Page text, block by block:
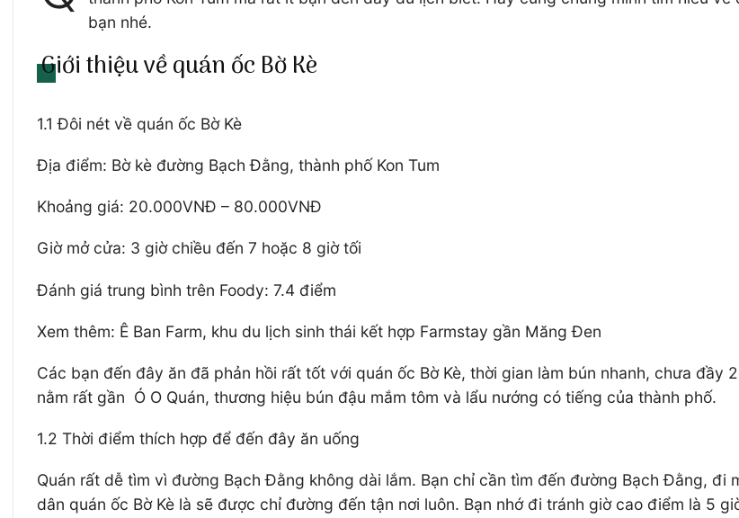
bạn nhé.
Giới thiệu về quán ốc Bờ Kè
1.1 Đôi nét về quán ốc Bờ Kè
Địa điểm: Bờ kè đường Bạch Đằng, thành phố Kon Tum
Khoảng giá: 20.000VNĐ – 80.000VNĐ
Giờ mở cửa: 3 giờ chiều đến 7 hoặc 8 giờ tối
Đánh giá trung bình trên Foody: 7.4 điểm
Xem thêm: Ê Ban Farm, khu du lịch sinh thái kết hợp Farmstay gần Măng Đen
Các bạn đến đây ăn đã phản hồi rất tốt với quán ốc Bờ Kè, thời gian làm bún nhanh, chưa đầy
nằm rất gần Ó O Quán, thương hiệu bún đậu mắm tôm và lẩu nướng có tiếng của thành phố.
1.2 Thời điểm thích hợp để đến đây ăn uống
Quán rất dễ tìm vì đường Bạch Đằng không dài lắm. Bạn chỉ cần tìm đến đường Bạch Đằng, đi
dân quán ốc Bờ Kè là sẽ được chỉ đường đến tận nơi luôn. Bạn nhớ đi tránh giờ cao điểm là 5